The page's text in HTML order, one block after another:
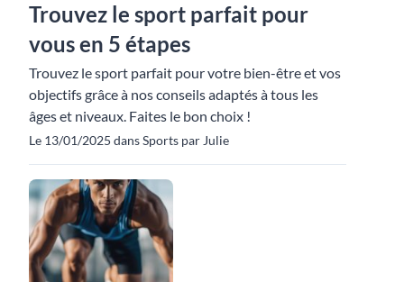
Trouvez le sport parfait pour
vous en 5 étapes
Trouvez le sport parfait pour votre bien-être et vos
objectifs grâce à nos conseils adaptés à tous les
âges et niveaux. Faites le bon choix !
Le 13/01/2025 dans Sports par Julie